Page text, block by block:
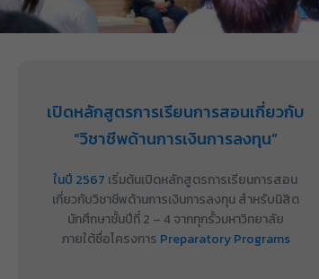
เปิดหลักสูตรการเรียนการสอนเกี่ยวกับ
“วิชาชีพด้านการเงินการลงทุน”
ในปี 2567 เริ่มต้นเปิดหลักสูตรการเรียนการสอน
เกี่ยวกับวิชาชีพด้านการเงินการลงทุน สำหรับนิสิต
นักศึกษาชั้นปีที่ 2 – 4 จากทุกรั้วมหาวิทยาลัย
ภายใต้ชื่อโครงการ Preparatory Programs